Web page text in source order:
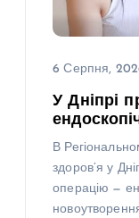
6 Серпня,
У Дніпрі
В
здоров’я у
операцію —